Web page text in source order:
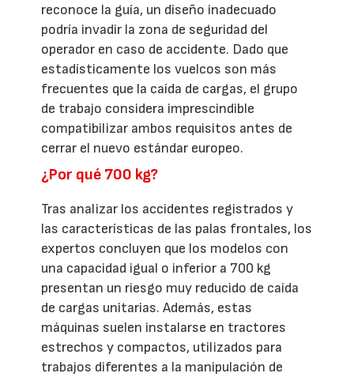
reconoce la guía, un diseño inadecuado
podría invadir la zona de seguridad del
operador en caso de accidente. Dado que
estadísticamente los vuelcos son más
frecuentes que la caída de cargas, el grupo
de trabajo considera imprescindible
compatibilizar ambos requisitos antes de
cerrar el nuevo estándar europeo.
¿Por qué 700 kg?
Tras analizar los accidentes registrados y
las características de las palas frontales, los
expertos concluyen que los modelos con
una capacidad igual o inferior a 700 kg
presentan un riesgo muy reducido de caída
de cargas unitarias. Además, estas
máquinas suelen instalarse en tractores
estrechos y compactos, utilizados para
trabajos diferentes a la manipulación de